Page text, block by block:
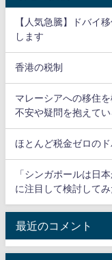
【人気急騰】ドバイ
します
香港の税制
マレーシアへの移住
不安や疑問を抱えて
ほとんど税金ゼロの
「シンガポールは日
に注目して検討してみ
最近のコメント